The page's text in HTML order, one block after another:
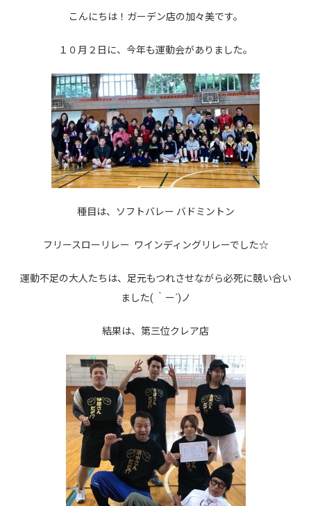
こんにちは！ガーデン店の加々美です。
１０月２日に、今年も運動会がありました。
種目は、ソフトバレー バドミントン
フリースローリレー ワインディングリレーでした☆
運動不足の大人たちは、足元もつれさせながら必死に競い合い
ました( ｀ー´)ノ
結果は、第三位クレア店